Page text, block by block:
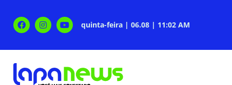
quinta-feira | 06.08 | 11:02 AM